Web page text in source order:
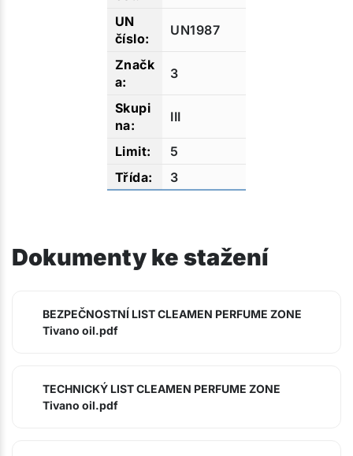
UN1987
3
III
5
3
Dokumenty ke stažení
BEZPEČNOSTNÍ LIST CLEAMEN PERFUME ZONE
Tivano oil.pdf
TECHNICKÝ LIST CLEAMEN PERFUME ZONE
Tivano oil.pdf